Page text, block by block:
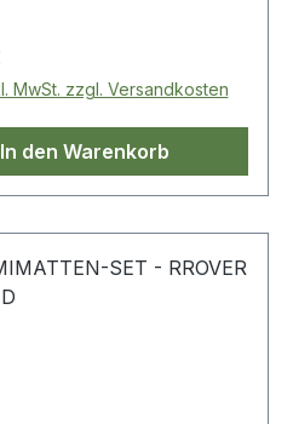
Preis:
MwSt. zzgl. Versandkosten
In den Warenkorb